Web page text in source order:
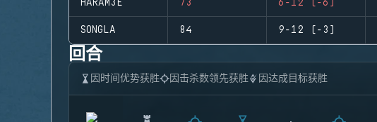
HARAM3E 73 6-12 (-6)
SONGLA 84 9-12 (-3)
回合
因时间优势获胜 因击杀数领先获胜 因达成目标获胜